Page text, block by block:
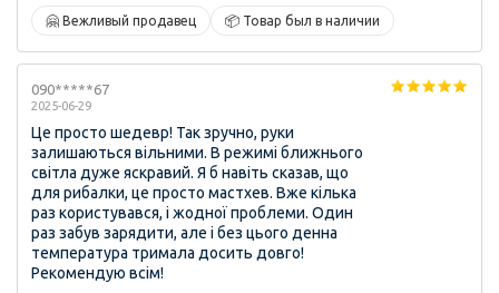
🤗 Вежливый продавец 📦 Товар был в наличии
090*****67
2025-06-29
Це просто шедевр! Так зручно, руки
залишаються вільними. В режимі ближнього
світла дуже яскравий. Я б навіть сказав, що
для рибалки, це просто мастхев. Вже кілька
раз користувався, і жодної проблеми. Один
раз забув зарядити, але і без цього денна
температура тримала досить довго!
Рекомендую всім!